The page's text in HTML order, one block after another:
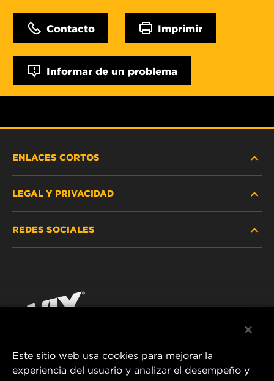
Contacto Imprimir
Informar de un problema
ENLACES CORTOS
DÓNDE COMPRAR
¡CONTÁCTENOS!
LEGAL Y PRIVACIDAD
IMPRESSUM
REDES SOCIALES
YouTube
MANN+HUMMEL FT Poland
Este sitio web usa cookies para mejorar la
experiencia del usuario y analizar el desempeño y